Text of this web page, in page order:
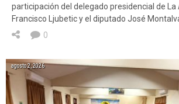
participación del delegado presidencial de La
Francisco Ljubetic y el diputado José
0
agosto 2, 2026